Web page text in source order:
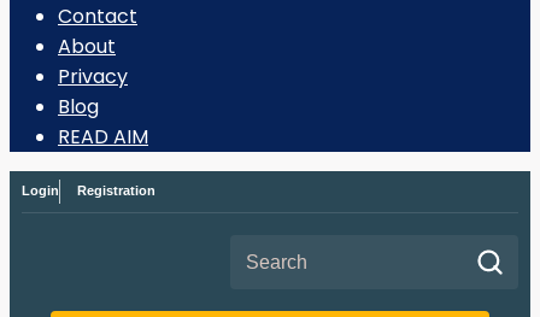
Contact
About
Privacy
Blog
READ AIM
Login Registration